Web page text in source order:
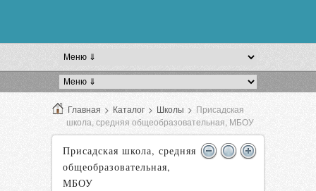
Главная > Каталог > Школы > Присадская
школа, средняя общеобразовательная, МБОУ
Присадская школа, средняя
общеобразовательная,
МБОУ